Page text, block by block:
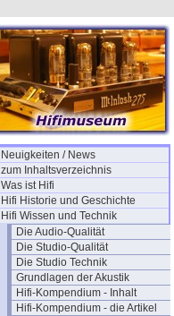
Neuigkeiten / News
zum Inhaltsverzeichnis
Was ist Hifi
Hifi Historie und Geschichte
Hifi Wissen und Technik
Die Audio-Qualität
Die Studio-Qualität
Die Studio Technik
Grundlagen der Akustik
Hifi-Kompendium - Inhalt
Hifi-Kompendium - die Artikel